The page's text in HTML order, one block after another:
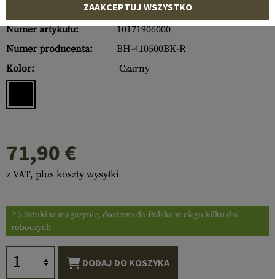
Numer artykułu:
10171906000
Numer producenta:
BH-410500BK-R
Kolor:
Czarny
71,90 €
z VAT, plus koszty wysyłki
2-3 Sztuki w magazynie, dostawa do Polska w ciągu kilku dni
roboczych
DODAJ DO KOSZYKA
ZAAKCEPTUJ WSZYSTKO